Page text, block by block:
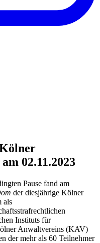
02.11.2023
Pause fand am
der diesjährige Kölner
als
Instituts für
Anwaltvereins (KAV)
der mehr als 60 Teilnehmer